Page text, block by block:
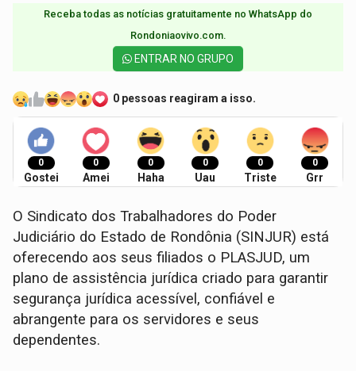
Receba todas as notícias gratuitamente no WhatsApp do
Rondoniaovivo.com.​
ENTRAR NO GRUPO
0 pessoas reagiram a isso.
0
Gostei
0
Amei
0
Haha
0
Uau
0
Triste
0
Grr
O Sindicato dos Trabalhadores do Poder
Judiciário do Estado de Rondônia (SINJUR) está
oferecendo aos seus filiados o PLASJUD, um
plano de assistência jurídica criado para garantir
segurança jurídica acessível, confiável e
abrangente para os servidores e seus
dependentes.